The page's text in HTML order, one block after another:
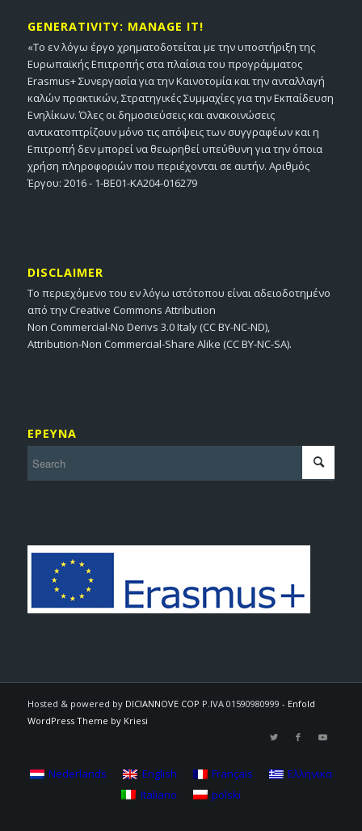
GENERATIVITY: MANAGE IT!
«Το εν λόγω έργο χρηματοδοτείται με την υποστήριξη της
Ευρωπαϊκής Επιτροπής στα πλαίσια του προγράμματος
Erasmus+ Συνεργασία για την Καινοτομία και την ανταλλαγή
καλών πρακτικών, Στρατηγικές Συμμαχίες για την Εκπαίδευση
Ενηλίκων. Όλες οι δημοσιεύσεις και ανακοινώσεις
αντικατοπτρίζουν μόνο τις απόψεις των συγγραφέων και η
Επιτροπή δεν μπορεί να θεωρηθεί υπεύθυνη για την όποια
χρήση πληροφοριών που περιέχονται σε αυτήν. Αριθμός
Έργου: 2016 - 1-BE01-KA204-016279
DISCLAIMER
Το περιεχόμενο του εν λόγω ιστότοπου είναι αδειοδοτημένο
από την Creative Commons Attribution
Non Commercial-No Derivs 3.0 Italy (CC BY-NC-ND),
Attribution-Non Commercial-Share Alike (CC BY-NC-SA).
ΕΡΕΥΝΑ
Hosted & powered by DICIANNOVE COP P.IVA 01590980999 - Enfold
WordPress Theme by Kriesi
Nederlands English Français
Ελληνικα
Italiano
polski